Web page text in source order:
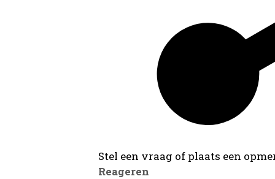
Stel een vraag of plaats een
Reageren